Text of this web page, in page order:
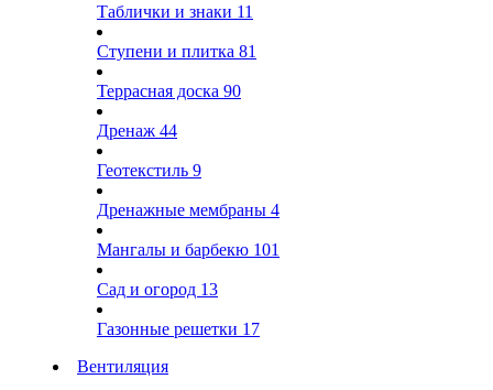
Таблички и знаки 11
Ступени и плитка 81
Террасная доска 90
Дренаж 44
Геотекстиль 9
Дренажные мембраны 4
Мангалы и барбекю 101
Сад и огород 13
Газонные решетки 17
Вентиляция